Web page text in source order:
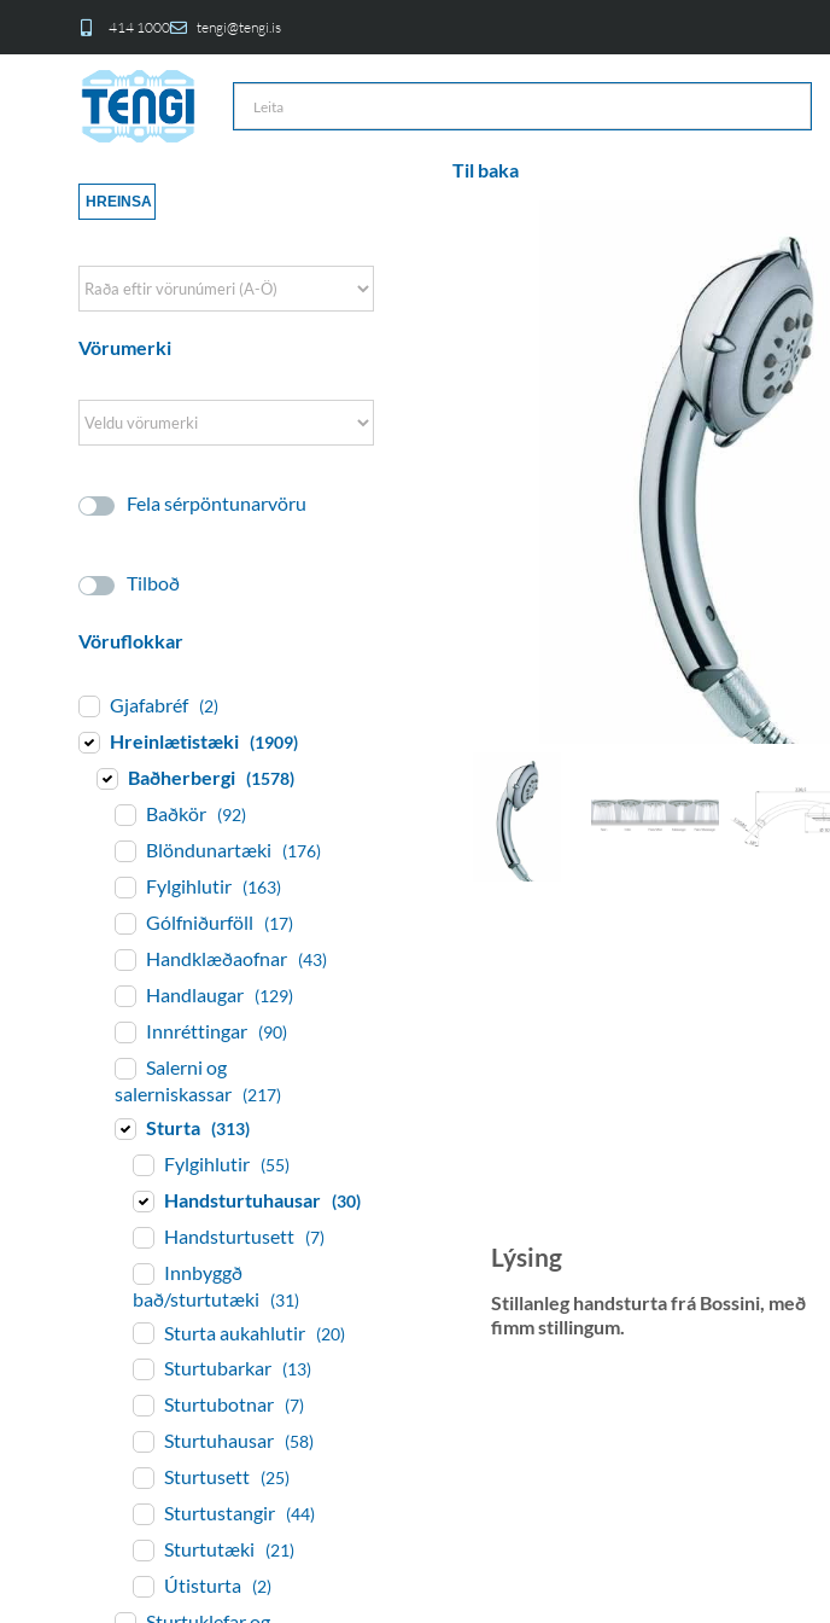
414 1000 tengi@tengi.is
Til baka
Lýsing
Stillanleg handsturta frá Bossini, með
fimm stillingum.
HREINSA
Sort Products
Vörumerki
Fela sérpöntunarvöru
Tilboð
Vöruflokkar
Gjafabréf (2)
Hreinlætistæki (1909)
Baðherbergi (1578)
Baðkör (92)
Blöndunartæki (176)
Fylgihlutir (163)
Gólfniðurföll (17)
Handklæðaofnar (43)
Handlaugar (129)
Innréttingar (90)
Salerni og
salerniskassar (217)
Sturta (313)
Fylgihlutir (55)
Handsturtuhausar (30)
Handsturtusett (7)
Innbyggð
bað/sturtutæki
(31)
Sturta aukahlutir (20)
Sturtubarkar (13)
Sturtubotnar (7)
Sturtuhausar (58)
Sturtusett (25)
Sturtustangir (44)
Sturtutæki (21)
Útisturta (2)